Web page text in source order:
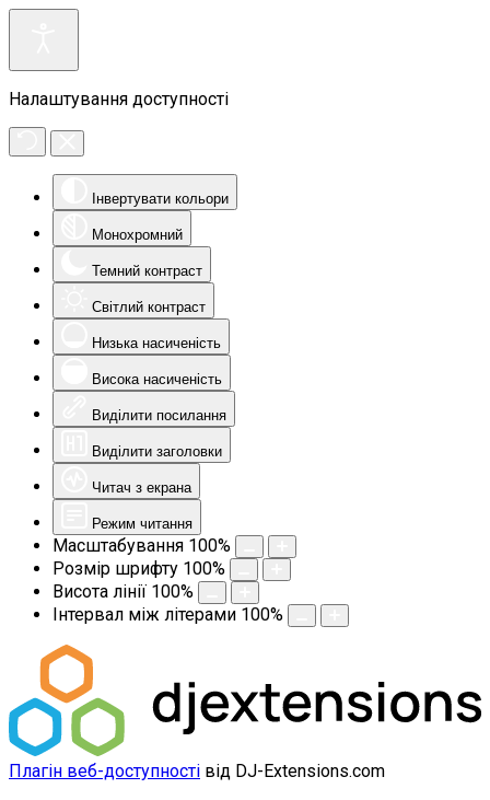
Налаштування доступності
Інвертувати кольори
Монохромний
Темний контраст
Світлий контраст
Низька насиченість
Висока насиченість
Виділити посилання
Виділити заголовки
Читач з екрана
Режим читання
Масштабування 100%
Розмір шрифту 100%
Висота лінії 100%
Інтервал між літерами 100%
Плагін веб-доступності від DJ-Extensions.com